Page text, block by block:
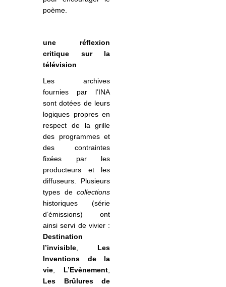
poème.
une réflexion
critique sur la
télévision
Les archives
fournies par l’INA
sont dotées de leurs
logiques propres en
respect de la grille
des programmes et
des contraintes
fixées par les
producteurs et les
diffuseurs. Plusieurs
types decollections
historiques (série
d’émissions) ont
ainsi servi de vivier :
Destination
l’invisible
Les
Inventions de la
vie
L’Evènement
Les Brûlures de